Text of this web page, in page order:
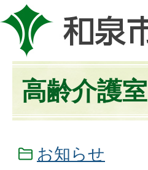
高齢介護室
お知らせ